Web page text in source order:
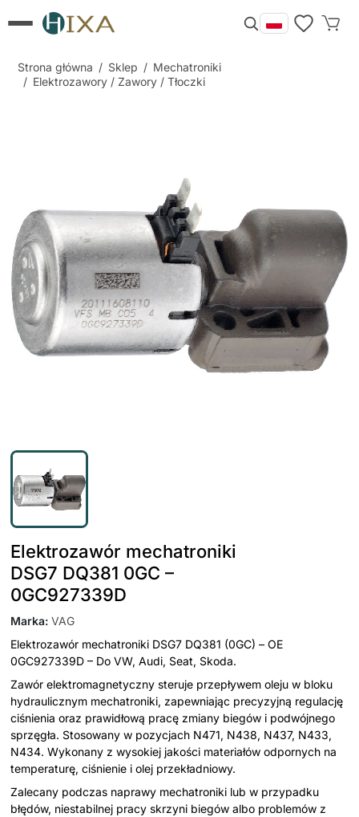
Strona główna / Sklep / Mechatroniki
/ Elektrozawory / Zawory / Tłoczki
Elektrozawór mechatroniki
DSG7 DQ381 0GC –
0GC927339D
Marka: VAG
Elektrozawór mechatroniki DSG7 DQ381 (0GC) – OE
0GC927339D – Do VW, Audi, Seat, Skoda.
Zawór elektromagnetyczny steruje przepływem oleju w bloku
hydraulicznym mechatroniki, zapewniając precyzyjną regulację
ciśnienia oraz prawidłową pracę zmiany biegów i podwójnego
sprzęgła. Stosowany w pozycjach N471, N438, N437, N433,
N434. Wykonany z wysokiej jakości materiałów odpornych na
temperaturę, ciśnienie i olej przekładniowy.
Zalecany podczas naprawy mechatroniki lub w przypadku
błędów, niestabilnej pracy skrzyni biegów albo problemów z